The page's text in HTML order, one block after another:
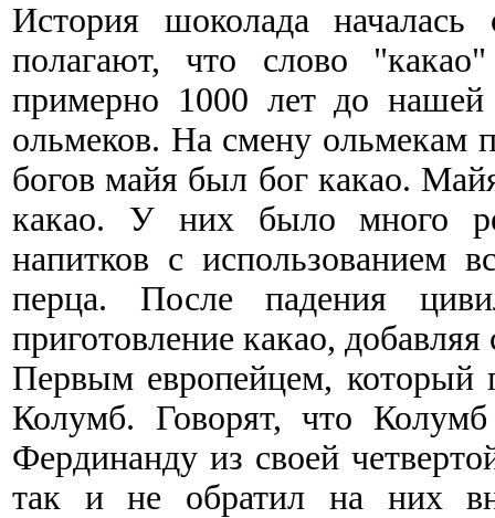
История шоколада
полагают, что слово
примерно 1000 лет до нашей
ольмеков. На смену ольмекам
богов майя был бог какао.
какао. У них было много
напитков с использованием
перца. После падения
приготовление какао,
Первым европейцем, который
Колумб. Говорят, что
Фердинанду из своей
так и не обратил на них